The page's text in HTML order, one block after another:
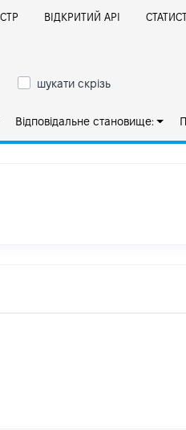
ВІДКРИТИЙ АРІ
шукати скрізь
Відповідальне становище: